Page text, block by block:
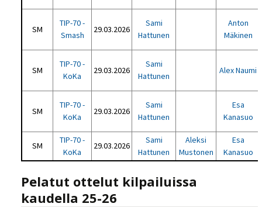
SM
TIP-70 -
Smash
29.03.2026
Sami
Hattunen
Anton
Mäkinen
SM
TIP-70 -
KoKa
29.03.2026
Sami
Hattunen
Alex Naumi
SM
TIP-70 -
KoKa
29.03.2026
Sami
Hattunen
Esa
Kanasuo
SM
TIP-70 -
KoKa
29.03.2026
Sami
Hattunen
Aleksi
Mustonen
Esa
Kanasuo
Pelatut ottelut kilpailuissa
kaudella 25-26